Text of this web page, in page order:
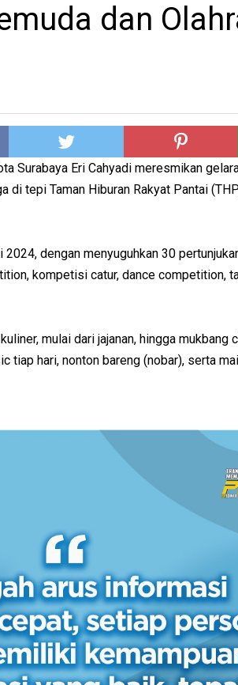
dan
Surabaya Eri Cahyadi meresmikan
di tepi Taman Hiburan Rakyat Pantai
dengan menyuguhkan 30
kompetisi catur, dance competition,
mulai dari jajanan, hingga mukbang
tiap hari, nonton bareng (nobar), serta